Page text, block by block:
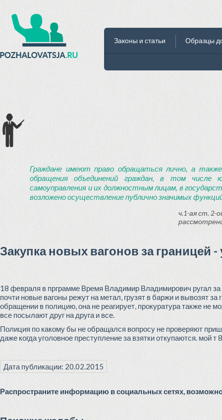
Законы и статьи Образцы
Граждане имеют право обращаться лично, а
обращения объединений граждан, в том числе
самоуправления и их должностным лицам, в
возложено осуществление публично значимых
ч.1-ая ст. 2-
Закупка новых вагонов за границей
18 февраля в прграмме Время Владимир Владимирович ругал за
почти новые вагоны режут на метал, грузят в баржи и вывозят
обращении в полицию, она не реагирует, прокуратура также не
все посылают друг на друга и все.
Полиция по какому бы не обращался вопросу не проверяют
даже когда уголовное преступление за взятки откупаются.
Дата публикации: 20.02.2015
Распространите информацию в социальных сетях,